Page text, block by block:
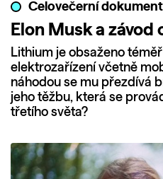
Celovečerní dokument
Elon Musk a závod
Lithium je obsaženo
elektrozařízení včetně
náhodou se mu přezdívá
jeho těžbu, která se
třetího světa?